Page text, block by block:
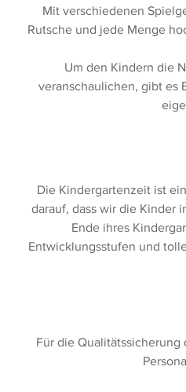
Mit verschiedenen
Rutsche und jede Menge
Um den Kindern die
veranschaulichen, gibt es
Die Kindergartenzeit ist
darauf, dass wir die Kinder
Ende ihres
Entwicklungsstufen und
Für die